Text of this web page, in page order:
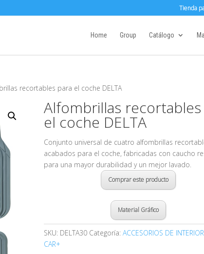
Tienda
Home Group Catálogo
recortables para el coche DELTA
Alfombrillas recortables
el coche DELTA
Conjunto universal de cuatro alfombrillas
acabados para el coche, fabricadas con caucho
para una mayor durabilidad y un mejor lavado.
Comprar este producto
Material Gráfico
SKU: DELTA30 Categoría:ACCESORIOS DE INTERIOR
CAR+